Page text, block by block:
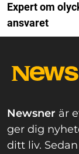
Expert om
ansvaret
Newsner är
ger dig
ditt liv.